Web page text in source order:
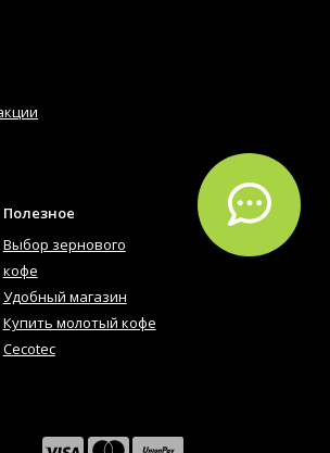
Полезное
Выбор зернового
кофе
Удобный магазин
Купить молотый кофе
Cecotec